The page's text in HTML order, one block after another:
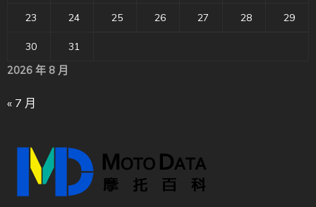
2026 年 8 月
23 24 25 26 27 28 29
30 31
« 7 月